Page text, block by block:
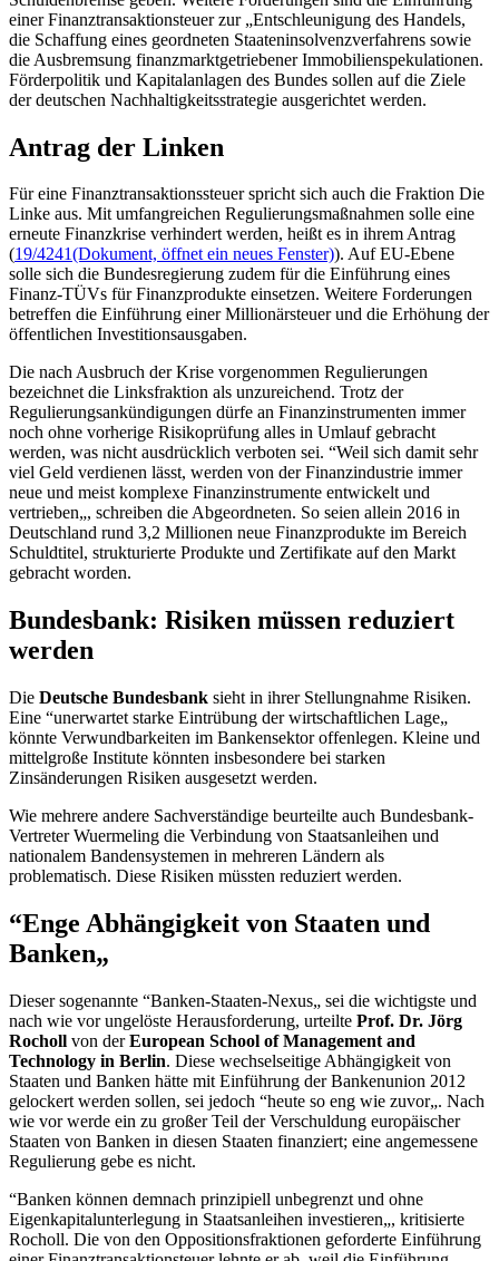
einer Finanztransaktionsteuer zur „Entschleunigung des Handels,
die Schaffung eines geordneten Staateninsolvenzverfahrens sowie
die Ausbremsung finanzmarktgetriebener Immobilienspekulationen.
Förderpolitik und Kapitalanlagen des Bundes sollen auf die Ziele
der deutschen Nachhaltigkeitsstrategie ausgerichtet werden.
Antrag der Linken
Für eine Finanztransaktionssteuer spricht sich auch die Fraktion Die
Linke aus. Mit umfangreichen Regulierungsmaßnahmen solle eine
erneute Finanzkrise verhindert werden, heißt es in ihrem Antrag
(19/4241(Dokument, öffnet ein neues Fenster)). Auf EU-Ebene
solle sich die Bundesregierung zudem für die Einführung eines
Finanz-TÜVs für Finanzprodukte einsetzen. Weitere Forderungen
betreffen die Einführung einer Millionärsteuer und die Erhöhung der
öffentlichen Investitionsausgaben.
Die nach Ausbruch der Krise vorgenommen Regulierungen
bezeichnet die Linksfraktion als unzureichend. Trotz der
Regulierungsankündigungen dürfe an Finanzinstrumenten immer
noch ohne vorherige Risikoprüfung alles in Umlauf gebracht
werden, was nicht ausdrücklich verboten sei. “Weil sich damit sehr
viel Geld verdienen lässt, werden von der Finanzindustrie immer
neue und meist komplexe Finanzinstrumente entwickelt und
vertrieben„, schreiben die Abgeordneten. So seien allein 2016 in
Deutschland rund 3,2 Millionen neue Finanzprodukte im Bereich
Schuldtitel, strukturierte Produkte und Zertifikate auf den Markt
gebracht worden.
Bundesbank: Risiken müssen reduziert
werden
Die Deutsche Bundesbank sieht in ihrer Stellungnahme Risiken.
Eine “unerwartet starke Eintrübung der wirtschaftlichen Lage„
könnte Verwundbarkeiten im Bankensektor offenlegen. Kleine und
mittelgroße Institute könnten insbesondere bei starken
Zinsänderungen Risiken ausgesetzt werden.
Wie mehrere andere Sachverständige beurteilte auch Bundesbank-
Vertreter Wuermeling die Verbindung von Staatsanleihen und
nationalem Bandensystemen in mehreren Ländern als
problematisch. Diese Risiken müssten reduziert werden.
“Enge Abhängigkeit von Staaten und
Banken„
Dieser sogenannte “Banken-Staaten-Nexus„ sei die wichtigste und
nach wie vor ungelöste Herausforderung, urteilte Prof. Dr. Jörg
Rocholl von derEuropean School of Management and
Technology in Berlin. Diese wechselseitige Abhängigkeit von
Staaten und Banken hätte mit Einführung der Bankenunion 2012
gelockert werden sollen, sei jedoch “heute so eng wie zuvor„. Nach
wie vor werde ein zu großer Teil der Verschuldung europäischer
Staaten von Banken in diesen Staaten finanziert; eine angemessene
Regulierung gebe es nicht.
“Banken können demnach prinzipiell unbegrenzt und ohne
Eigenkapitalunterlegung in Staatsanleihen investieren„, kritisierte
Rocholl. Die von den Oppositionsfraktionen geforderte Einführung